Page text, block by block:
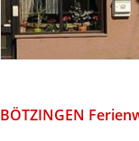
BÖTZINGEN